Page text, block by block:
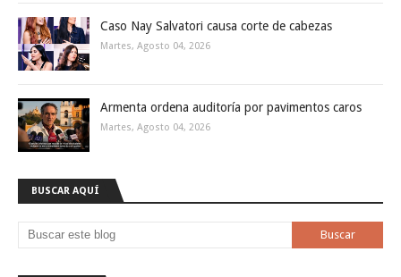
Caso Nay Salvatori causa corte de cabezas
Martes, Agosto 04, 2026
Armenta ordena auditoría por pavimentos caros
Martes, Agosto 04, 2026
BUSCAR AQUÍ